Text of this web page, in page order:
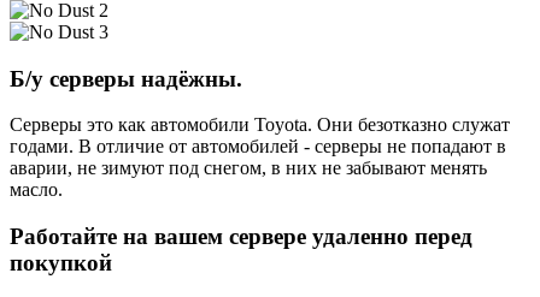
Б/у серверы надёжны.
Серверы это как автомобили Toyota. Они безотказно служат
годами. В отличие от автомобилей - серверы не попадают в
аварии, не зимуют под снегом, в них не забывают менять
масло.
Работайте на вашем сервере удаленно перед
покупкой